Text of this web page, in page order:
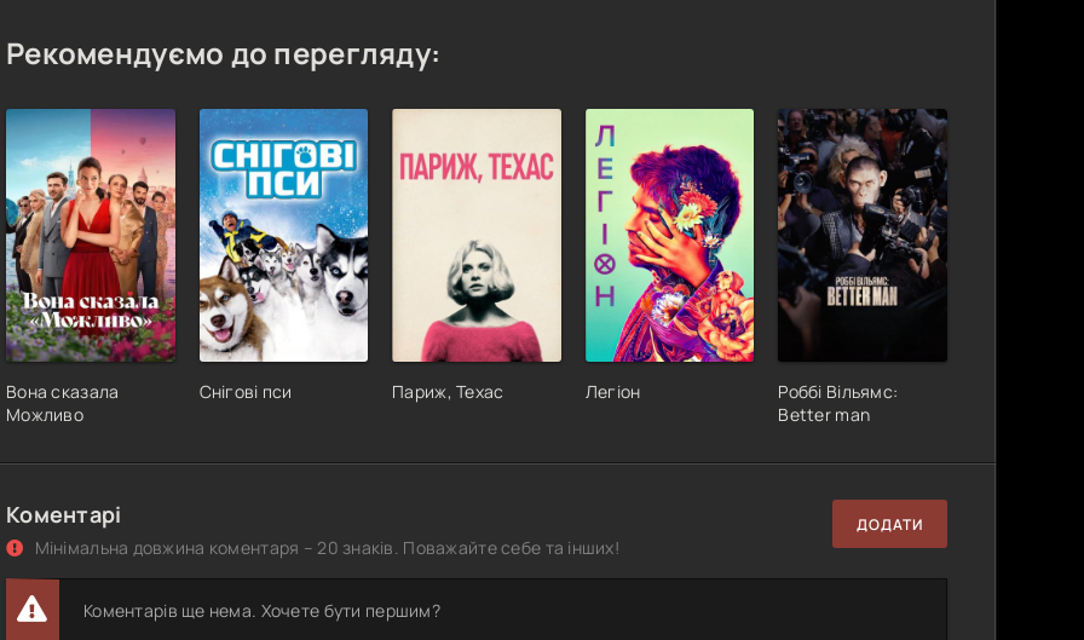
Рекомендуємо до перегляду:
Вона сказала
Можливо
Снігові пси Париж, Техас Легіон
Роббі Вільямс:
Better man
Коментарі
Мінімальна довжина коментаря – 20 знаків. Поважайте себе та інших!
ДОДАТИ
Коментарів ще нема. Хочете бути першим?